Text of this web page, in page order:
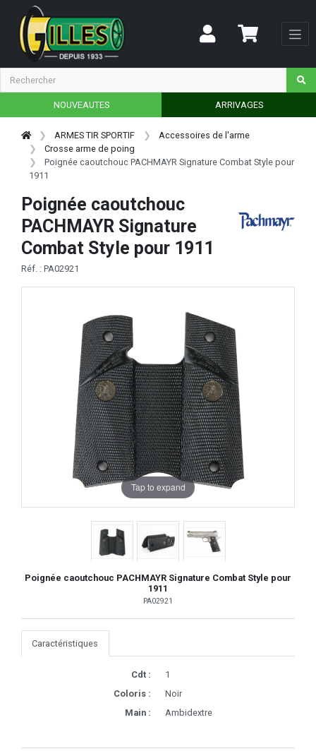
NOUVEAUTES ARRIVAGES
ARMES TIR SPORTIF
Accessoires de l'arme
Crosse arme de poing
Poignée caoutchouc PACHMAYR Signature Combat Style pour
1911
Poignée caoutchouc
PACHMAYR Signature
Combat Style pour 1911
Réf. : PA02921
Tap to expand
Poignée caoutchouc PACHMAYR Signature Combat Style pour
1911
PA02921
Caractéristiques
Cdt :
1
Coloris :
Noir
Main :
Ambidextre